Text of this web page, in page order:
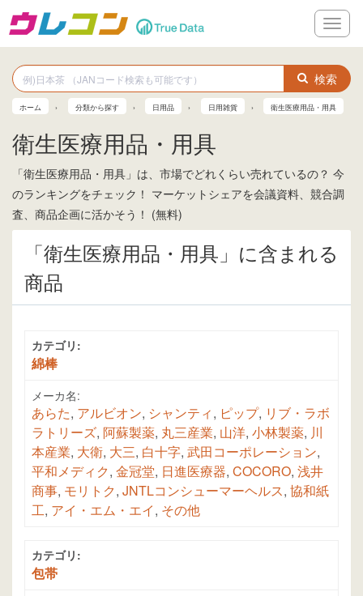
メ
ニ
ー
検索
ホーム 分類から探す 日用品 日用雑貨 衛生医療用品・用具
衛生医療用品・用具
「衛生医療用品・用具」は、市場でどれくらい売れているの？ 今
のランキングをチェック！ マーケットシェアを会議資料、競合調
査、商品企画に活かそう！ (無料)
「衛生医療用品・用具」に含まれる
商品
カテゴリ:
綿棒
メーカ名:
あらた, アルビオン, シャンティ, ピップ, リブ・ラボ
ラトリーズ, 阿蘇製薬, 丸三産業, 山洋, 小林製薬, 川
本産業, 大衛, 大三, 白十字, 武田コーポレーション,
平和メディク, 金冠堂, 日進医療器, COCORO, 浅井
商事, モリトク, JNTLコンシューマーヘルス, 協和紙
工, アイ・エム・エイ, その他
カテゴリ:
包帯